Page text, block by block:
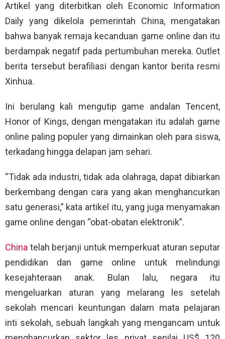
Artikel yang diterbitkan oleh Economic Information
Daily yang dikelola pemerintah China, mengatakan
bahwa banyak remaja kecanduan game online dan itu
berdampak negatif pada pertumbuhan mereka. Outlet
berita tersebut berafiliasi dengan kantor berita resmi
Xinhua.
Ini berulang kali mengutip game andalan Tencent,
Honor of Kings, dengan mengatakan itu adalah game
online paling populer yang dimainkan oleh para siswa,
terkadang hingga delapan jam sehari.
“Tidak ada industri, tidak ada olahraga, dapat dibiarkan
berkembang dengan cara yang akan menghancurkan
satu generasi,” kata artikel itu, yang juga menyamakan
game online dengan “obat-obatan elektronik”.
China telah berjanji untuk memperkuat aturan seputar
pendidikan dan game online untuk melindungi
kesejahteraan anak. Bulan lalu, negara itu
mengeluarkan aturan yang melarang les setelah
sekolah mencari keuntungan dalam mata pelajaran
inti sekolah, sebuah langkah yang mengancam untuk